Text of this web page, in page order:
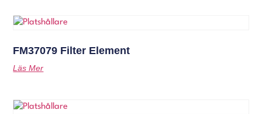
FM37079 Filter Element
Läs Mer